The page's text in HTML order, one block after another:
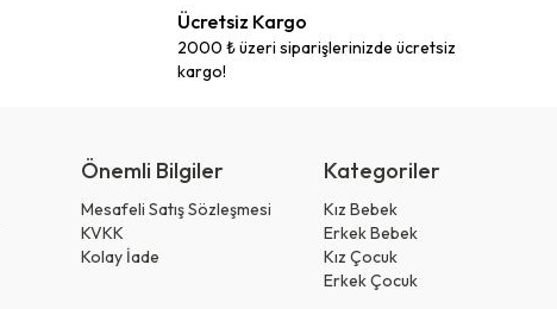
Ücretsiz Kargo
2000 ₺ üzeri siparişlerinizde ücretsiz
kargo!
Önemli Bilgiler
Mesafeli Satış Sözleşmesi
KVKK
Kolay İade
Kategoriler
Kız Bebek
Erkek Bebek
Kız Çocuk
Erkek Çocuk